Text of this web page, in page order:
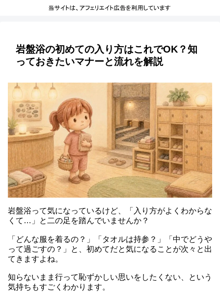
岩盤浴の初めての入り方はこれでOK？知
っておきたいマナーと流れを解説
岩盤浴って気になっているけど、「入り方がよくわからな
くて…」と二の足を踏んでいませんか？
「どんな服を着るの？」「タオルは持参？」「中でどうや
って過ごすの？」と、初めてだと気になることが次々と出
てきますよね。
知らないまま行って恥ずかしい思いをしたくない、という
気持ちもすごくわかります。